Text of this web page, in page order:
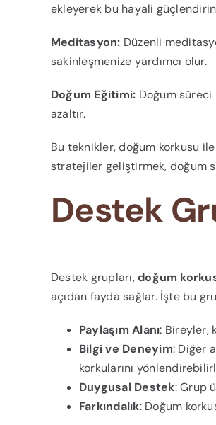
ekleyerek bu hayali
Meditasyon: Düzenli
sakinleşmenize yardımcı olur.
Doğum Eğitimi: Doğum süreci
azaltır.
Bu teknikler, doğum korkusu
stratejiler geliştirmek, doğum
Destek
Destek grupları,doğum
açıdan fayda sağlar. İşte bu
Paylaşım Alanı: Bireyler,
Bilgi ve Deneyim: Diğer
korkularını
Duygusal Destek: Grup
Farkındalık: Doğum